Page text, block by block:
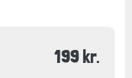
199 kr.